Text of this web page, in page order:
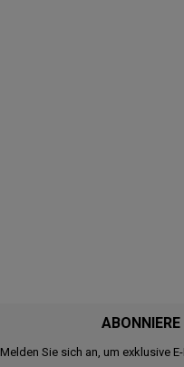
Melden Sie sich an, um exklusive